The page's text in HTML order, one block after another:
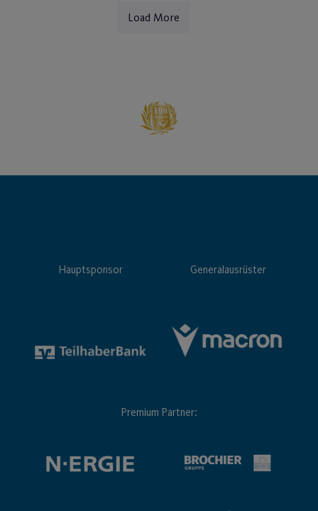
Load More
Hauptsponsor Generalausrüster
Premium Partner: